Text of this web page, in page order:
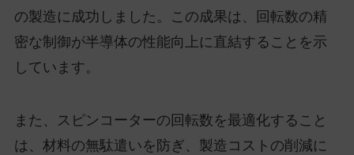
の製造に成功しました。この成果は、回転数の精
密な制御が半導体の性能向上に直結することを示
しています。
また、スピンコーターの回転数を最適化すること
は、材料の無駄遣いを防ぎ、製造コストの削減に